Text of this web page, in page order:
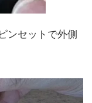
ンセットで外側